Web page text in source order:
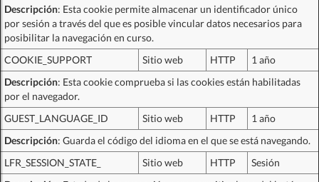
Descripción: Esta cookie permite almacenar un identificador único
por sesión a través del que es posible vincular datos necesarios para
posibilitar la navegación en curso.
COOKIE_SUPPORT
Sitio web HTTP
1 año
Descripción: Esta cookie comprueba si las cookies están habilitadas
por el navegador.
GUEST_LANGUAGE_ID
Sitio web HTTP
1 año
Descripción: Guarda el código del idioma en el que se está navegando.
LFR_SESSION_STATE_
Sitio web HTTP
Sesión